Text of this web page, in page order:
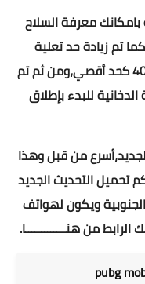
معرفة السلاح
تم زيادة حد تعلية
حساسية الجيروسكوب من 300 الي 400 كحد أقصي،ومن ثم تم
للبدء بإطلاق
من قبل وهذا
تحميل التحديث الجديد
ويكون لهواتف
الرابطمن هنـــــــــــــا.